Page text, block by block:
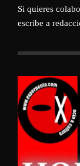
Si quieres
escribe a